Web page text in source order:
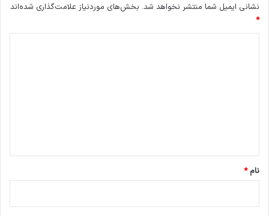
نشانی ایمیل شما منتشر نخواهد شد. بخش‌های موردنیاز علامت‌گذاری شده‌اند
*
نام*